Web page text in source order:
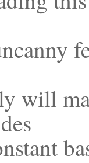
will